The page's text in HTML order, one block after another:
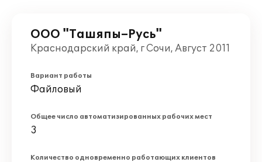
ООО "Ташяпы–Русь"
Краснодарский край, г Сочи, Август 2011
Вариант работы
Файловый
Общее число автоматизированных рабочих мест
3
Количество одновременно работающих клиентов